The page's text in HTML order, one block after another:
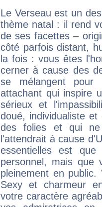
Le Verseau est un
thème natal : il rend
de ses facettes –
côté parfois distant,
la fois : vous êtes
cerner à cause des
se mélangent
attachant qui inspire
sérieux et
doué, individualiste
des folies et qui
l'attendrait à cause
essentielles est
personnel, mais que
pleinement en
Sexy et charmeur
votre caractère